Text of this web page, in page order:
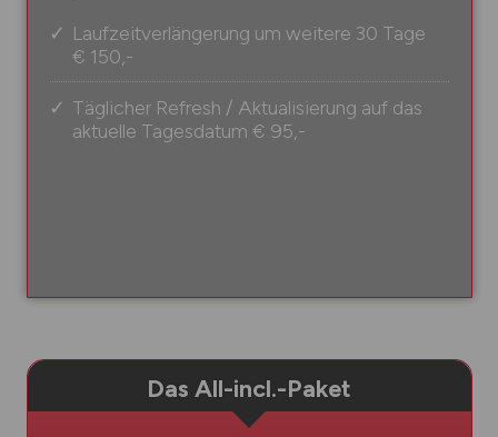
Laufzeitverlängerung um weitere 30 Tage
€ 150,-
Täglicher Refresh / Aktualisierung auf das
aktuelle Tagesdatum € 95,-
Das All-incl.-Paket